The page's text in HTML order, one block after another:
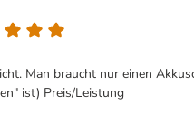
Man braucht nur einen
ist) Preis/Leistung